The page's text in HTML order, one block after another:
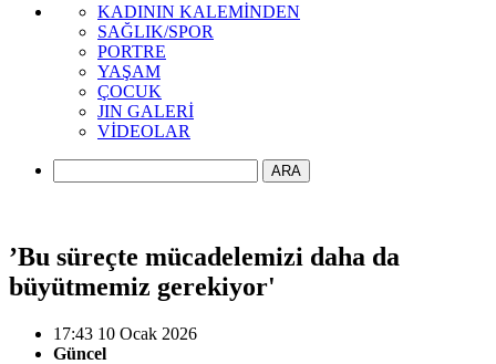
KADININ KALEMİNDEN
SAĞLIK/SPOR
PORTRE
YAŞAM
ÇOCUK
JIN GALERİ
VİDEOLAR
ARA
’Bu süreçte mücadelemizi daha da
büyütmemiz gerekiyor'
17:43 10 Ocak 2026
Güncel